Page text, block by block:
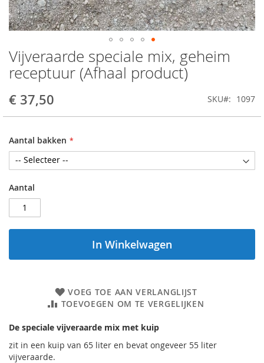
Vijveraarde speciale mix, geheim
receptuur (Afhaal product)
€ 37,50 SKU 1097
Aantal bakken
Aantal
In Winkelwagen
VOEG TOE AAN VERLANGLIJST
TOEVOEGEN OM TE VERGELIJKEN
De speciale vijveraarde mix met kuip
zit in een kuip van 65 liter en bevat ongeveer 55 liter
vijveraarde.
Ga
naar
het
van
gallerij